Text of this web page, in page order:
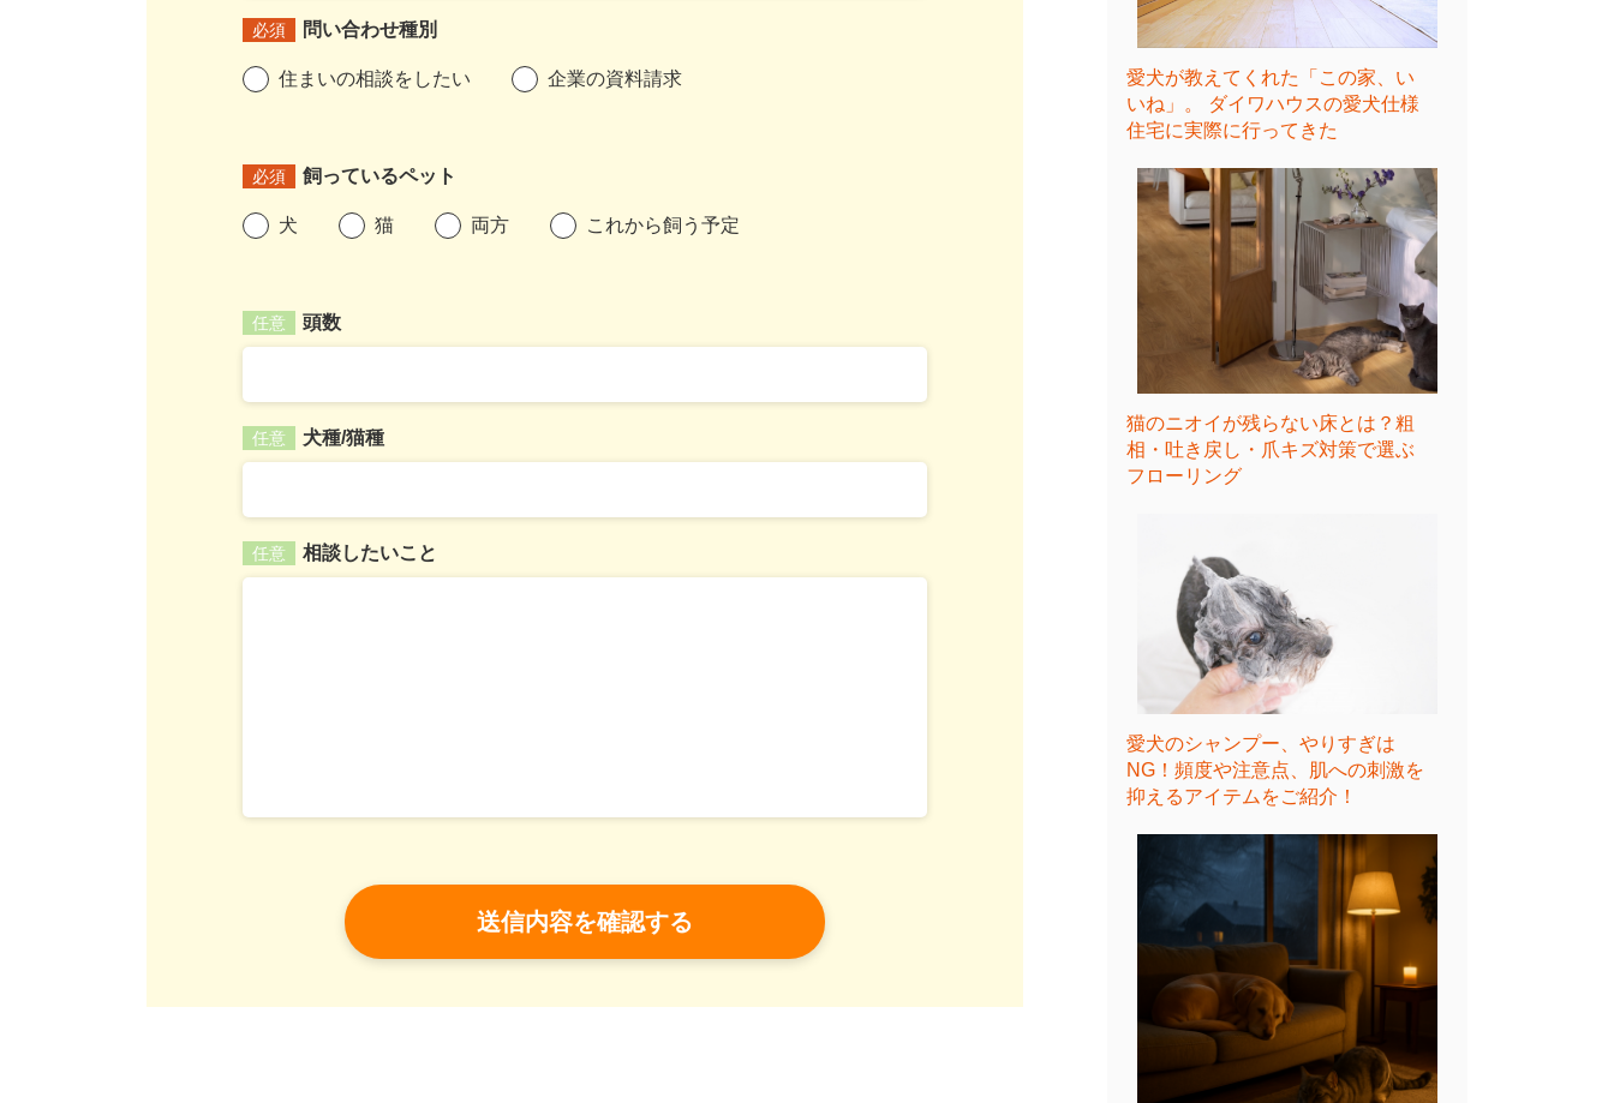
必須 問い合わせ種別
住まいの相談をしたい 企業の資料請求
必須 飼っているペット
犬 猫 両方 これから飼う予定
任意 頭数
任意 犬種/猫種
任意 相談したいこと
愛犬が教えてくれた「この家、い
いね」。 ダイワハウスの愛犬仕様
住宅に実際に行ってきた
猫のニオイが残らない床とは？粗
相・吐き戻し・爪キズ対策で選ぶ
フローリング
愛犬のシャンプー、やりすぎは
NG！頻度や注意点、肌への刺激を
抑えるアイテムをご紹介！